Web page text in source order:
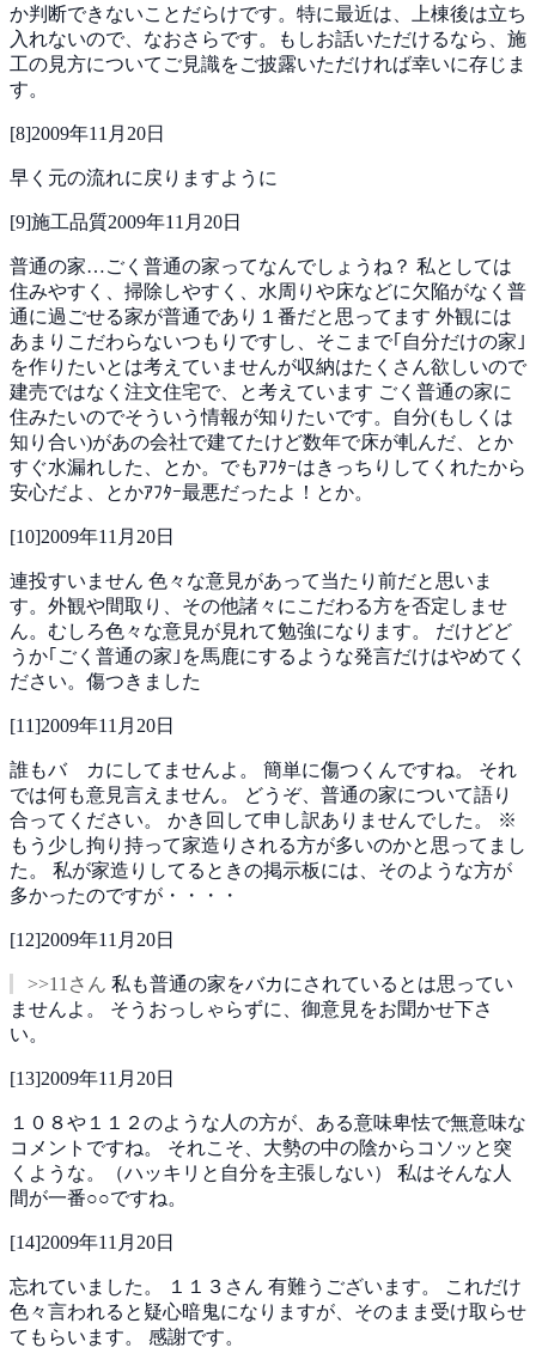
か判断できないことだらけです。特に最近は、上棟後は立ち
入れないので、なおさらです。もしお話いただけるなら、施
工の見方についてご見識をご披露いただければ幸いに存じま
す。
[8]2009年11月20日
早く元の流れに戻りますように
[9]施工品質2009年11月20日
普通の家…ごく普通の家ってなんでしょうね？ 私としては
住みやすく、掃除しやすく、水周りや床などに欠陥がなく普
通に過ごせる家が普通であり１番だと思ってます 外観には
あまりこだわらないつもりですし、そこまで｢自分だけの家｣
を作りたいとは考えていませんが収納はたくさん欲しいので
建売ではなく注文住宅で、と考えています ごく普通の家に
住みたいのでそういう情報が知りたいです。自分(もしくは
知り合い)があの会社で建てたけど数年で床が軋んだ、とか
すぐ水漏れした、とか。でもｱﾌﾀｰはきっちりしてくれたから
安心だよ、とかｱﾌﾀｰ最悪だったよ！とか。
[10]2009年11月20日
連投すいません 色々な意見があって当たり前だと思いま
す。外観や間取り、その他諸々にこだわる方を否定しませ
ん。むしろ色々な意見が見れて勉強になります。 だけどど
うか｢ごく普通の家｣を馬鹿にするような発言だけはやめてく
ださい。傷つきました
[11]2009年11月20日
誰もバ カにしてませんよ。 簡単に傷つくんですね。 それ
では何も意見言えません。
どうぞ、普通の家について語り
合ってください。 かき回して申し訳ありませんでした。
※
もう少し拘り持って家造りされる方が多いのかと思ってまし
た。 私が家造りしてるときの掲示板には、そのような方が
多かったのですが・・・・
[12]2009年11月20日
>>11さん 私も普通の家をバカにされているとは思ってい
ませんよ。 そうおっしゃらずに、御意見をお聞かせ下さ
い。
[13]2009年11月20日
１０８や１１２のような人の方が、ある意味卑怯で無意味な
コメントですね。 それこそ、大勢の中の陰からコソッと突
くような。（ハッキリと自分を主張しない） 私はそんな人
間が一番○○ですね。
[14]2009年11月20日
忘れていました。 １１３さん 有難うございます。
これだけ
色々言われると疑心暗鬼になりますが、そのまま受け取らせ
てもらいます。 感謝です。